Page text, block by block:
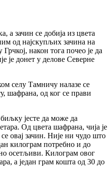
зачин се добија из цвета
од најскупљих зачина на
након тога почео је да
је донет у делове Северне
селу Тамничу налазе се
шафрана, од ког се прави
јесте да може да
Од цвета шафрана, чија је
овај зачин. Није ни чудо што
килограм потребно и до
осетљиви. Килограм овог
а један грам кошта од 30 до